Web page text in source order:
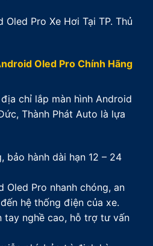
Oled Pro Chính Hãng
chỉ lắp màn hình Android
Thành Phát Auto là lựa
bảo hành dài hạn 12 – 24
Pro nhanh chóng, an
hệ thống điện của xe.
nghề cao, hỗ trợ tư vấn